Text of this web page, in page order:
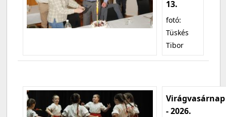
13.
fotó:
Tüskés
Tibor
Virágvasárnap
- 2026.